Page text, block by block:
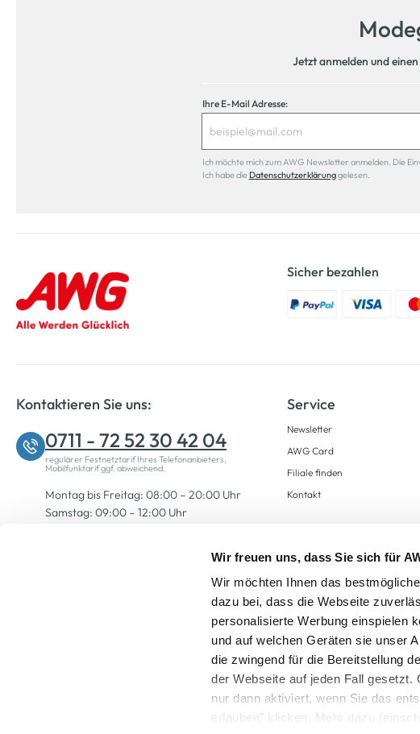
Wir freuen uns, dass Sie sich für
Wir möchten Ihnen das
dazu bei, dass die Webseite
personalisierte Werbung einspielen
und auf welchen Geräten sie unser
die zwingend für die Bereitstellung
der Webseite auf jeden Fall
nur dann aktiviert, wenn Sie das
erlauben" klicken. Mehr dazu
Jetzt anmelden und einen
Ihre E-Mail Adresse:
Ich möchte mich zum AWG Newsletter anmelden. Die
Ich habe die Datenschutzerklärunggelesen.
Sicher bezahlen
Kontaktieren Sie uns:
0711 - 72 52 30 42 04
regulärer Festnetztarif Ihres Telefonanbieters,
Mobilfunktarif ggf. abweichend.
Montag bis Freitag: 08:00 – 20:00 Uhr
Samstag: 09:00 – 12:00 Uhr
Service
Newsletter
AWG Card
Filiale finden
Kontakt
Alle Preise inkl. gesetzl.